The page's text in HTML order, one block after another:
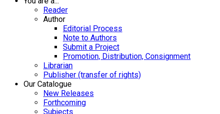
Reader
Author
Editorial Process
Note to Authors
Submit a Project
Promotion, Distribution, Consignment
Librarian
Publisher (transfer of rights)
Our Catalogue
New Releases
Forthcoming
Subjects